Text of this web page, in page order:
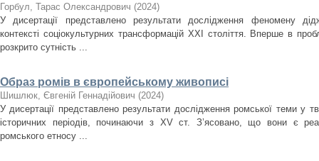
Горбул, Тарас Олександрович (2024)
У дисертації представлено результати дослідження феномену
контексті соціокультурних трансформацій ХХІ століття. Вперше в
розкрито сутність ...
Образ ромів в європейському живописі
Шишлюк, Євгеній Геннадійович (2024)
У дисертації представлено результати дослідження ромської теми у
історичних періодів, починаючи з XV ст. З’ясовано, що вони є
ромського етносу ...